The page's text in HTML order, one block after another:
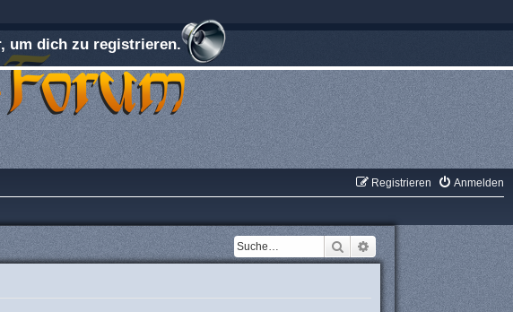
um dich zu registrieren.
Anmelden
Registrieren
Suche Erweiterte Suche